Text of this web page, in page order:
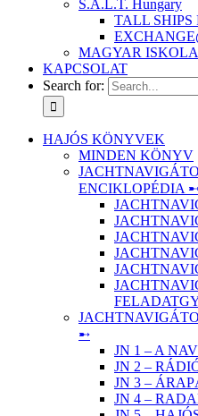
S.A.L.T. Hungary
TALL SHIPS
MAGYAR
KAPCSOLAT
Search for:
HAJÓS KÖNYVEK
MINDEN KÖNYV
ENCIKLOPÉDIA
➸
JN 1 – A
JN 2 –
JN 3 –
JN 4 –